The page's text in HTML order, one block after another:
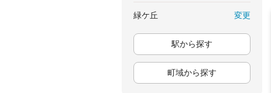
緑ケ丘 変更
駅から探す
町域から探す